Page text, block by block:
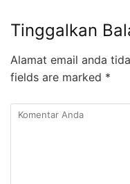
Tinggalkan
Alamat email anda
fields are marked *